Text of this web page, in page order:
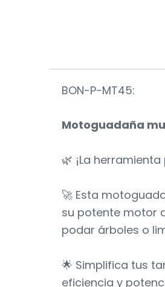
BON-P-MT45:
Motoguadaña
🌿 ¡La
🚀 Esta
su potente motor
podar árboles o
🌟 Simplifica tus
eficiencia y